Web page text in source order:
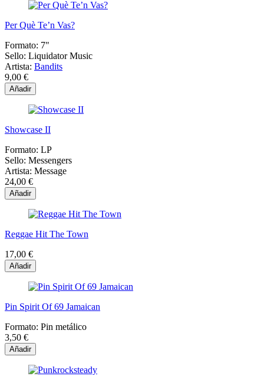
Per Què Te’n Vas?
Formato: 7"
Sello: Liquidator Music
Artista: Bandits
9,00 €
Añadir
Showcase II
Formato: LP
Sello: Messengers
Artista: Message
24,00 €
Añadir
Reggae Hit The Town
17,00 €
Añadir
Pin Spirit Of 69 Jamaican
Formato: Pin metálico
3,50 €
Añadir